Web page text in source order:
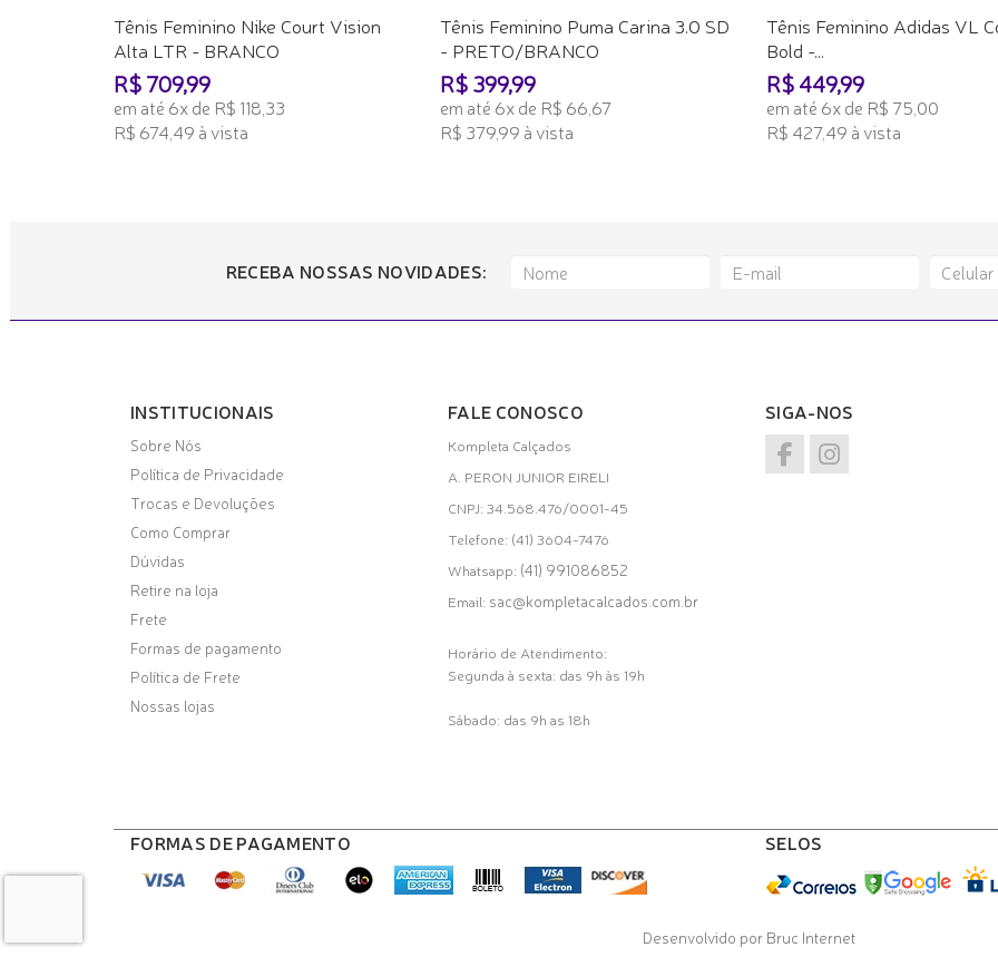
Tênis Feminino Nike Court Vision
Alta LTR - BRANCO
R$ 709,99
em até 6x de R$ 118,33
R$ 674,49 à vista
Tênis Feminino Puma Carina 3.0 SD
- PRETO/BRANCO
R$ 399,99
em até 6x de R$ 66,67
R$ 379,99 à vista
Tênis Feminino Adidas VL
Bold -...
R$ 449,99
em até 6x de R$ 75,00
R$ 427,49 à vista
RECEBA NOSSAS NOVIDADES:
INSTITUCIONAIS
Sobre Nós
Política de Privacidade
Trocas e Devoluções
Como Comprar
Dúvidas
Retire na loja
Frete
Formas de pagamento
Política de Frete
Nossas lojas
FALE CONOSCO
Kompleta Calçados
A. PERON JUNIOR EIRELI
CNPJ: 34.568.476/0001-45
Telefone: (41) 3604-7476
Whatsapp: (41) 991086852
Email: sac@kompletacalcados.com.br
Horário de Atendimento:
Segunda à sexta: das 9h às 19h
Sábado: das 9h as 18h
SIGA-NOS
FORMAS DE PAGAMENTO SELOS
Desenvolvido por Bruc Internet